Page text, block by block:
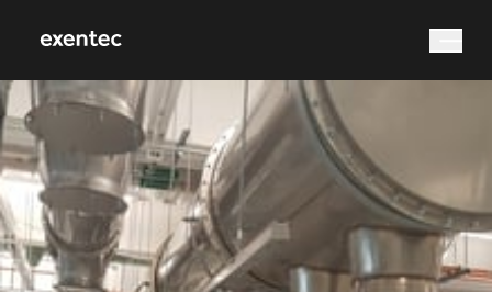
waar bent u naar op
zoek?